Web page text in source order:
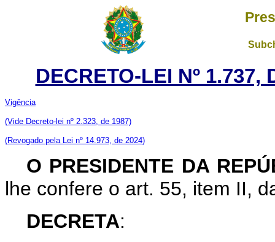
DECRETO-LEI Nº 1.737,
Vigência
(Vide Decreto-lei nº 2.323, de 1987)
(Revogado pela Lei nº 14.973, de 2024)
O PRESIDENTE DA
lhe confere o art. 55, item II,
DECRETA: